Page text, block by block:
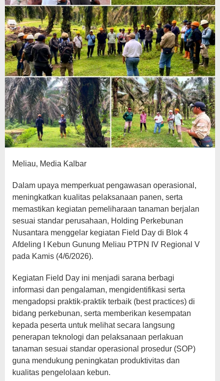
Meliau, Media Kalbar
Dalam upaya memperkuat pengawasan operasional,
meningkatkan kualitas pelaksanaan panen, serta
memastikan kegiatan pemeliharaan tanaman berjalan
sesuai standar perusahaan, Holding Perkebunan
Nusantara menggelar kegiatan Field Day di Blok 4
Afdeling I Kebun Gunung Meliau PTPN IV Regional V
pada Kamis (4/6/2026).
Kegiatan Field Day ini menjadi sarana berbagi
informasi dan pengalaman, mengidentifikasi serta
mengadopsi praktik-praktik terbaik (best practices) di
bidang perkebunan, serta memberikan kesempatan
kepada peserta untuk melihat secara langsung
penerapan teknologi dan pelaksanaan perlakuan
tanaman sesuai standar operasional prosedur (SOP)
guna mendukung peningkatan produktivitas dan
kualitas pengelolaan kebun.